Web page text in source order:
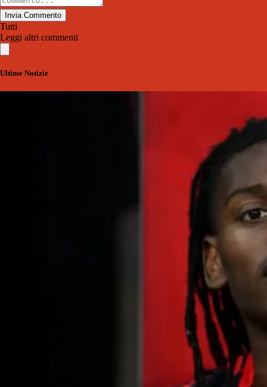
Invia Commento
Tutti
Leggi altri commenti
Ultime Notizie